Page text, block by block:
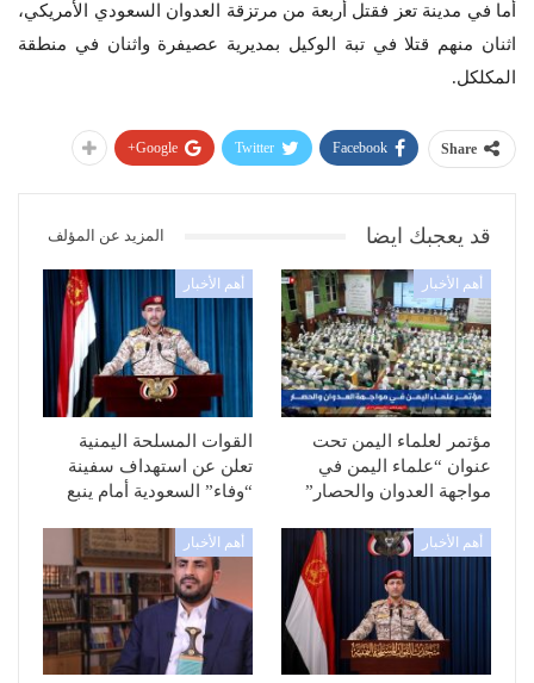
أما في مدينة تعز فقتل أربعة من مرتزقة العدوان السعودي الأمريكي،
اثنان منهم قتلا في تبة الوكيل بمديرية عصيفرة واثنان في منطقة
المكلكل.
Share
Facebook
Twitter
Google+
قد يعجبك ايضا المزيد عن المؤلف
أهم الأخبار
مؤتمر لعلماء اليمن تحت
عنوان “علماء اليمن في
مواجهة العدوان والحصار”
أهم الأخبار
القوات المسلحة اليمنية
تعلن عن استهداف سفينة
“وفاء” السعودية أمام ينبع
أهم الأخبار أهم الأخبار